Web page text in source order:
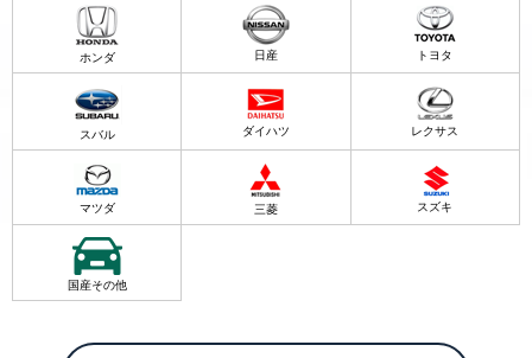
ホンダ 日産 トヨタ
スバル ダイハツ レクサス
マツダ 三菱 スズキ
国産その他